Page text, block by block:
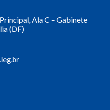
Ala C – Gabinete
(DF)